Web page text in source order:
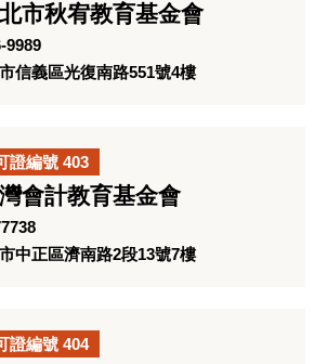
市秋宥教育基金會
9989
信義區光復南路551號4樓
證編號 403
會計教育基金會
中正區濟南路2段13號7樓
證編號 404